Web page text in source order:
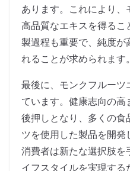
あります。これにより、
高品質なエキスを得る
製過程も重要で、純度が
れることが求められます。
最後に、モンクフルーツ
ています。健康志向の
後押しとなり、多くの
ツを使用した製品を開発
消費者は新たな選択肢を
イフスタイルを実現する